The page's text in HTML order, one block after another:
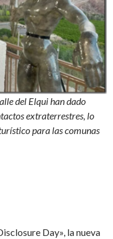
del Elqui han dado
extraterrestres, lo
para las comunas
Day», la nueva